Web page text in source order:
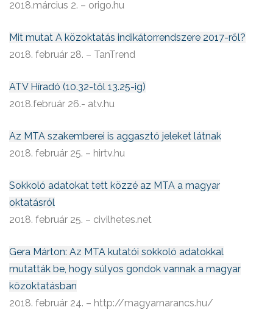
2018.március 2. – origo.hu
Mit mutat A közoktatás indikátorrendszere 2017-ről?
2018. február 28. – TanTrend
ATV Híradó (10.32-től 13.25-ig)
2018.február 26.- atv.hu
Az MTA szakemberei is aggasztó jeleket látnak
2018. február 25. – hirtv.hu
Sokkoló adatokat tett közzé az MTA a magyar
oktatásról
2018. február 25. – civilhetes.net
Gera Márton: Az MTA kutatói sokkoló adatokkal
mutatták be, hogy súlyos gondok vannak a magyar
közoktatásban
2018. február 24. – http://magyarnarancs.hu/